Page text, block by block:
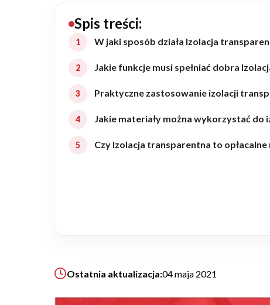
Rezydencje
Rozbudowa
Remonty
Budynki biurowe
Ogrody
Spis treści:
W jaki sposób działa Izolacja
Jakie funkcje musi spełniać dobra
Praktyczne zastosowanie izolacji
Jakie materiały można wykorzystać do
Czy Izolacja transparentna to
Ostatnia aktualizacja:04 maja 2021